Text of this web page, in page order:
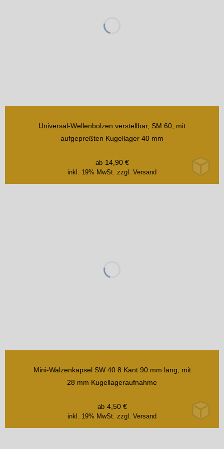
Universal-Wellenbolzen verstellbar, SM 60, mit
aufgepreßten Kugellager 40 mm
inkl. 19% MwSt. zzgl. Versand
ab 14,90€
Mini-Walzenkapsel SW 40 8 Kant 90 mm lang, mit
28 mm Kugellageraufnahme
inkl. 19% MwSt. zzgl. Versand
ab 4,50€